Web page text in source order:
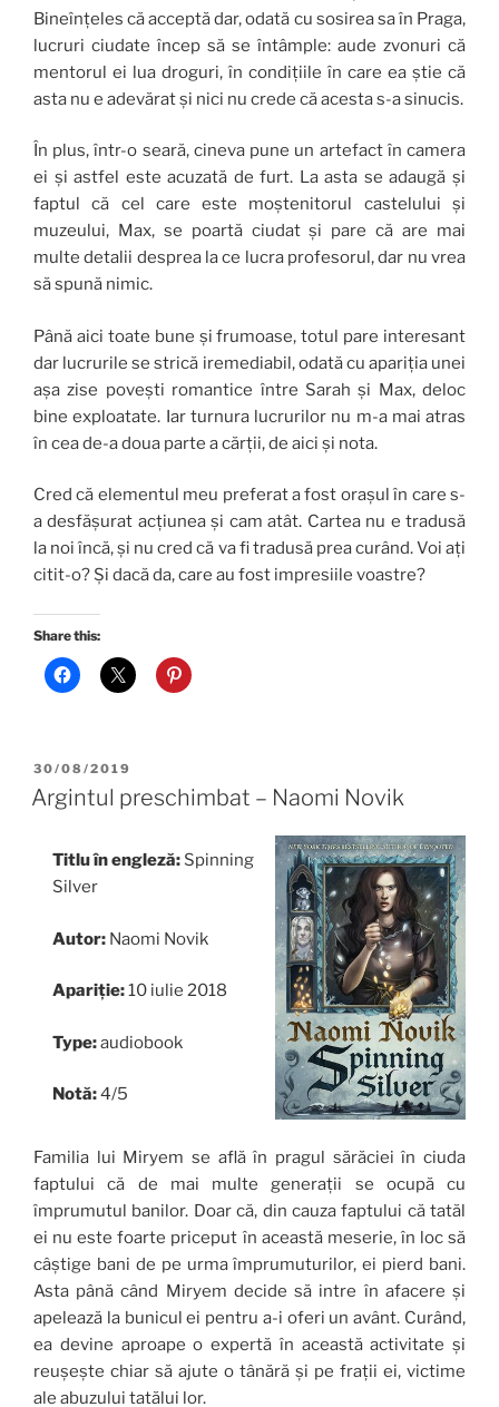
Bineînțeles că acceptă dar, odată cu sosirea sa în Praga,
lucruri ciudate încep să se întâmple: aude zvonuri că
mentorul ei lua droguri, în condițiile în care ea știe că
asta nu e adevărat și nici nu crede că acesta s-a sinucis.
În plus, într-o seară, cineva pune un artefact în camera
ei și astfel este acuzată de furt. La asta se adaugă și
faptul că cel care este moștenitorul castelului și
muzeului, Max, se poartă ciudat și pare că are mai
multe detalii desprea la ce lucra profesorul, dar nu vrea
să spună nimic.
Până aici toate bune și frumoase, totul pare interesant
dar lucrurile se strică iremediabil, odată cu apariția unei
așa zise povești romantice între Sarah și Max, deloc
bine exploatate. Iar turnura lucrurilor nu m-a mai atras
în cea de-a doua parte a cărții, de aici și nota.
Cred că elementul meu preferat a fost orașul în care s-
a desfășurat acțiunea și cam atât. Cartea nu e tradusă
la noi încă, și nu cred că va fi tradusă prea curând. Voi ați
citit-o? Și dacă da, care au fost impresiile voastre?
Share this:
POSTED
ON
30/08/2019
Argintul preschimbat – Naomi Novik
Titlu în engleză: Spinning
Silver
Autor: Naomi Novik
Apariție:10 iulie 2018
Type:audiobook
Notă:4/5
Familia lui Miryem se află în pragul sărăciei în ciuda
faptului că de mai multe generații se ocupă cu
împrumutul banilor. Doar că, din cauza faptului că tatăl
ei nu este foarte priceput în această meserie, în loc să
câștige bani de pe urma împrumuturilor, ei pierd bani.
Asta până când Miryem decide să intre în afacere și
apelează la bunicul ei pentru a-i oferi un avânt. Curând,
ea devine aproape o expertă în această activitate și
reușește chiar să ajute o tânără și pe frații ei, victime
ale abuzului tatălui lor.